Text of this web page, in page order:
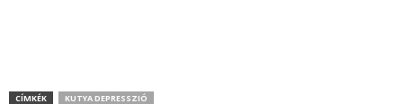
CÍMKÉK KUTYA DEPRESSZIÓ